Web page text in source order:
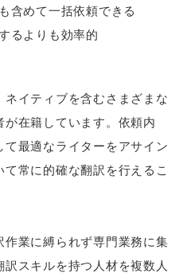
含めて一括依頼できる
るよりも効率的
イティブを含むさまざまな
在籍しています。依頼内
最適なライターをアサイン
常に的確な翻訳を行えるこ
業に縛られず専門業務に集
スキルを持つ人材を複数人